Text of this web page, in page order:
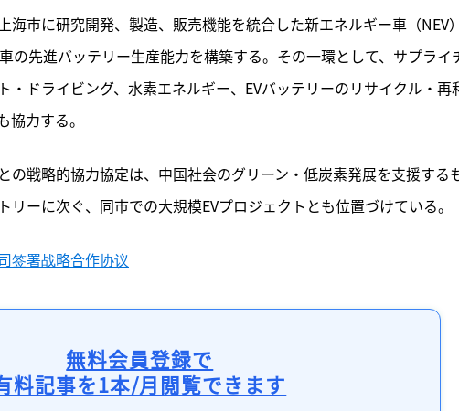
海市に研究開発、製造、販売機能を統合した新エネルギー車（NEV
の先進バッテリー生産能力を構築する。その一環として、サプライ
・ドライビング、水素エネルギー、EVバッテリーのリサイクル・再
力する。
戦略的協力協定は、中国社会のグリーン・低炭素発展を支援する
ーに次ぐ、同市での大規模EVプロジェクトとも位置づけている。
签署战略合作协议
無料会員登録で
料記事を1本/月閲覧できます